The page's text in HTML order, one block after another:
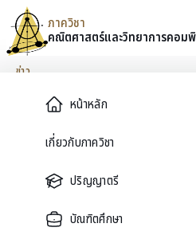
หน้าหลัก
เกี่ยวกับภาควิชา
ปริญญาตรี
บัณฑิตศึกษา
ภาควิชา
คณิตศาสตร์และวิทยาการคอม
Skip to content
ข่าว
Math Consult
January 26, 2026